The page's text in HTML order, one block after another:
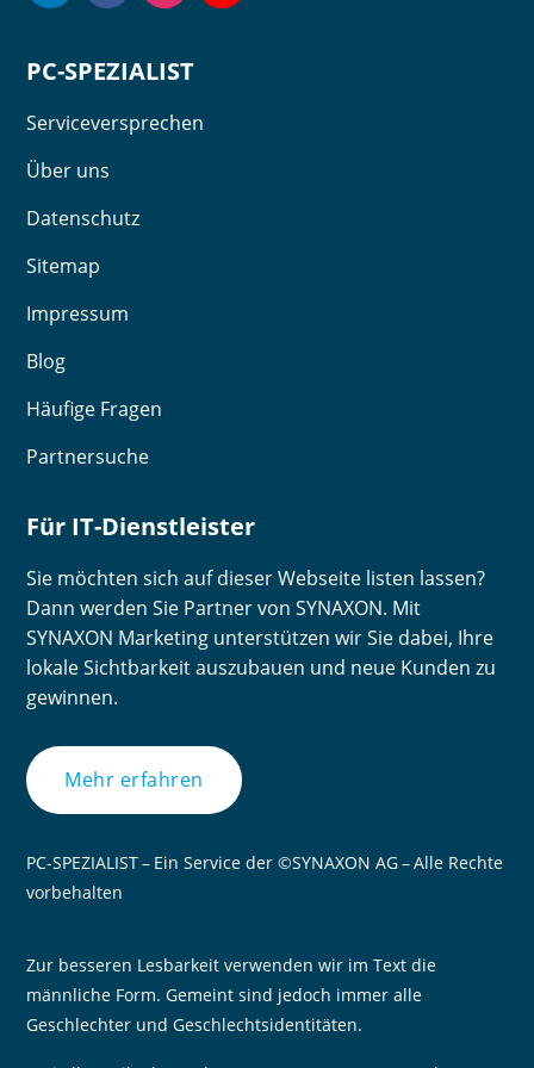
PC-SPEZIALIST
Serviceversprechen
Über uns
Datenschutz
Sitemap
Impressum
Blog
Häufige Fragen
Partnersuche
Für IT-Dienstleister
Sie möchten sich auf dieser Webseite listen lassen?
Dann werden Sie Partner von SYNAXON. Mit
SYNAXON Marketing unterstützen wir Sie dabei, Ihre
lokale Sichtbarkeit auszubauen und neue Kunden zu
gewinnen.
Mehr erfahren
PC-SPEZIALIST – Ein Service der ©SYNAXON AG – Alle Rechte
vorbehalten
Zur besseren Lesbarkeit verwenden wir im Text die
männliche Form. Gemeint sind jedoch immer alle
Geschlechter und Geschlechtsidentitäten.